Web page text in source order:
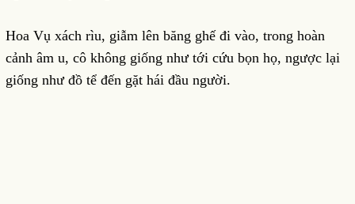
Hoa Vụ xách rìu, giẫm lên băng ghế đi vào, trong hoàn
cảnh âm u, cô không giống như tới cứu bọn họ, ngược lại
giống như đồ tể đến gặt hái đầu người.